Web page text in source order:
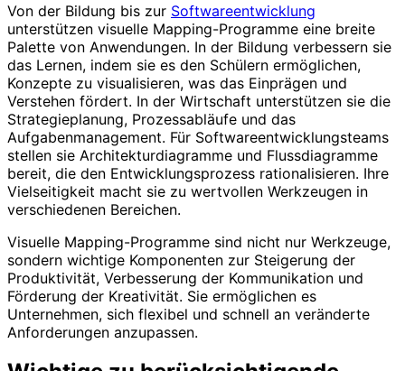
Von der Bildung bis zur Softwareentwicklung
unterstützen visuelle Mapping-Programme eine breite
Palette von Anwendungen. In der Bildung verbessern sie
das Lernen, indem sie es den Schülern ermöglichen,
Konzepte zu visualisieren, was das Einprägen und
Verstehen fördert. In der Wirtschaft unterstützen sie die
Strategieplanung, Prozessabläufe und das
Aufgabenmanagement. Für Softwareentwicklungsteams
stellen sie Architekturdiagramme und Flussdiagramme
bereit, die den Entwicklungsprozess rationalisieren. Ihre
Vielseitigkeit macht sie zu wertvollen Werkzeugen in
verschiedenen Bereichen.
Visuelle Mapping-Programme sind nicht nur Werkzeuge,
sondern wichtige Komponenten zur Steigerung der
Produktivität, Verbesserung der Kommunikation und
Förderung der Kreativität. Sie ermöglichen es
Unternehmen, sich flexibel und schnell an veränderte
Anforderungen anzupassen.